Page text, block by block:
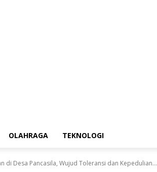
OLAHRAGA TEKNOLOGI
di Desa Pancasila, Wujud Toleransi dan Kepedulian...